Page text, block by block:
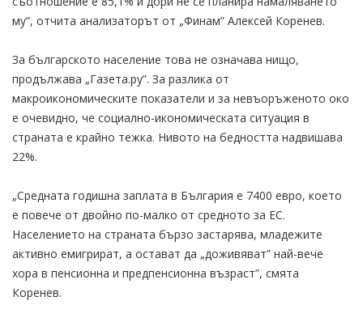
му”, отчита анализаторът от „Финам” Алексей Коренев.
За българското население това не означава нищо,
продължава „Газета.ру”. За разлика от
макроикономическите показатели и за невъоръженото око
е очевидно, че социално-икономическата ситуация в
страната е крайно тежка. Нивото на бедността надвишава
22%.
„Средната годишна заплата в България е 7400 евро, което
е повече от двойно по-малко от средното за ЕС.
Населението на страната бързо застарява, младежите
активно емигрират, а остават да „доживяват” най-вече
хора в пенсионна и предпенсионна възраст”, смята
Коренев.